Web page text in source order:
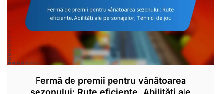
Fermă de premii pentru vânătoarea